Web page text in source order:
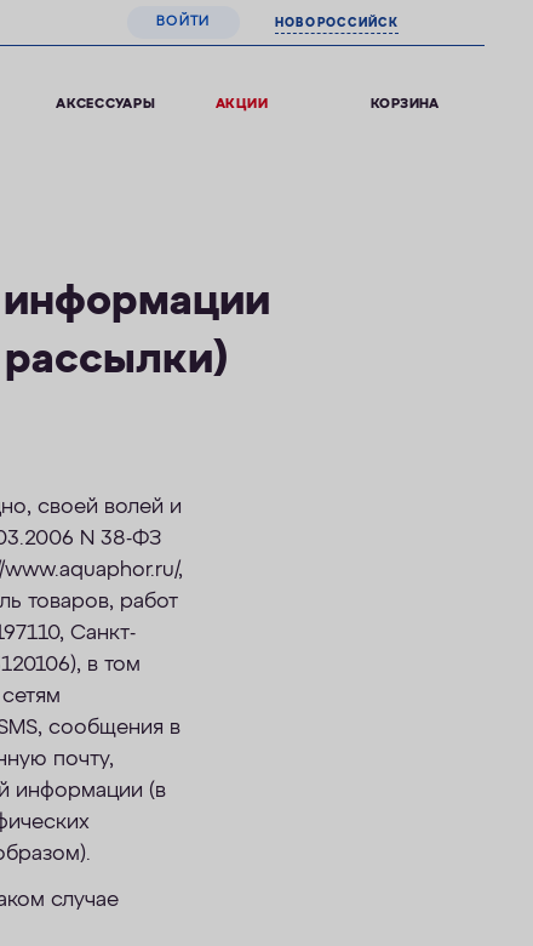
ВОЙТИ НОВОРОССИЙСК
АКСЕССУАРЫ АКЦИИ КОРЗИНА
информации
своей волей и
N 38-ФЗ
,
товаров, работ
Санкт-
в том
сообщения в
почту,
информации (в
случае